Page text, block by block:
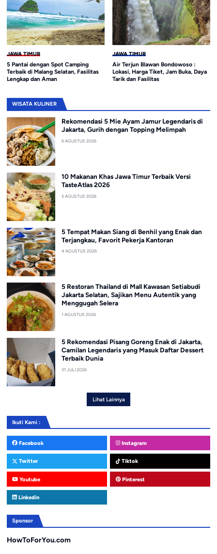
JAWA TIMUR
5 Pantai dengan Spot Camping
Terbaik di Malang Selatan, Fasilitas
Lengkap dan Aman
JAWA TIMUR
Air Terjun Blawan Bondowoso :
Lokasi, Harga Tiket, Jam Buka, Daya
Tarik dan Fasilitas
WISATA KULINER
Rekomendasi 5 Mie Ayam Jamur Legendaris di
Jakarta, Gurih dengan Topping Melimpah
6 AGUSTUS 2026
10 Makanan Khas Jawa Timur Terbaik Versi
TasteAtlas 2026
5 AGUSTUS 2026
5 Tempat Makan Siang di Benhil yang Enak dan
Terjangkau, Favorit Pekerja Kantoran
4 AGUSTUS 2026
5 Restoran Thailand di Mall Kawasan Setiabudi
Jakarta Selatan, Sajikan Menu Autentik yang
Menggugah Selera
1 AGUSTUS 2026
5 Rekomendasi Pisang Goreng Enak di Jakarta,
Camilan Legendaris yang Masuk Daftar Dessert
Terbaik Dunia
31 JULI 2026
Lihat Lainnya
Ikuti Kami :
Facebook Instagram
Twitter Tiktok
Youtube Pinterest
Linkedin
Sponsor
HowToForYou.com